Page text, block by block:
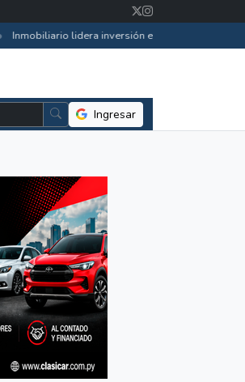
Inmobiliario lidera inversión extranjera en
Ingresar